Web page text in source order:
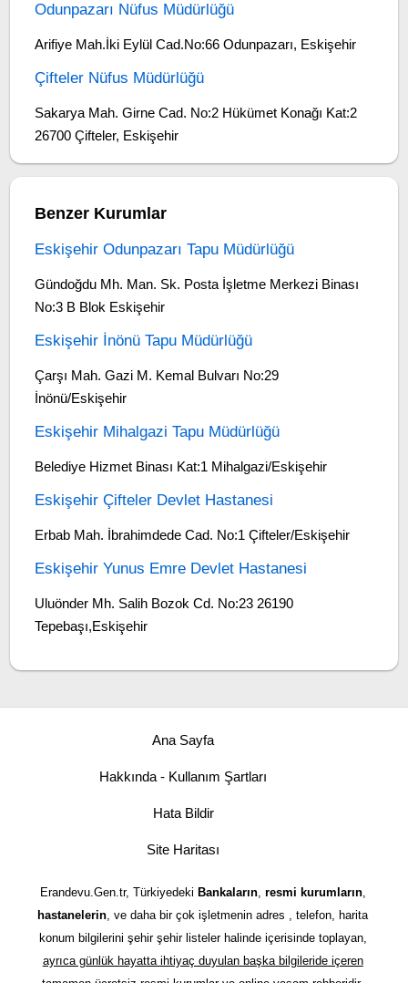
Odunpazarı Nüfus Müdürlüğü
Arifiye Mah.İki Eylül Cad.No:66 Odunpazarı, Eskişehir
Çifteler Nüfus Müdürlüğü
Sakarya Mah. Girne Cad. No:2 Hükümet Konağı Kat:2
26700 Çifteler, Eskişehir
Benzer Kurumlar
Eskişehir Odunpazarı Tapu Müdürlüğü
Gündoğdu Mh. Man. Sk. Posta İşletme Merkezi Binası
No:3 B Blok Eskişehir
Eskişehir İnönü Tapu Müdürlüğü
Çarşı Mah. Gazi M. Kemal Bulvarı No:29
İnönü/Eskişehir
Eskişehir Mihalgazi Tapu Müdürlüğü
Belediye Hizmet Binası Kat:1 Mihalgazi/Eskişehir
Eskişehir Çifteler Devlet Hastanesi
Erbab Mah. İbrahimdede Cad. No:1 Çifteler/Eskişehir
Eskişehir Yunus Emre Devlet Hastanesi
Uluönder Mh. Salih Bozok Cd. No:23 26190
Tepebaşı,Eskişehir
Ana Sayfa
Hakkında - Kullanım Şartları
Hata Bildir
Site Haritası
Erandevu.Gen.tr, Türkiyedeki Bankaların, resmi kurumların,
hastanelerin, ve daha bir çok işletmenin adres , telefon, harita
konum bilgilerini şehir şehir listeler halinde içerisinde toplayan,
ayrıca günlük hayatta ihtiyaç duyulan başka bilgileride içeren